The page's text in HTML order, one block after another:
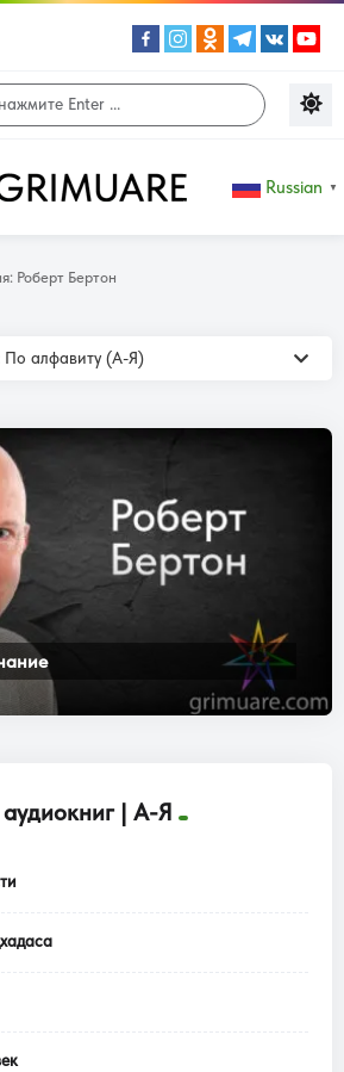
Russian ▼
Роберт Бертон
По алфавиту (А-Я)
аудиокниг | А-Я